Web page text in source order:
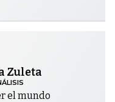
Zuleta
el mundo